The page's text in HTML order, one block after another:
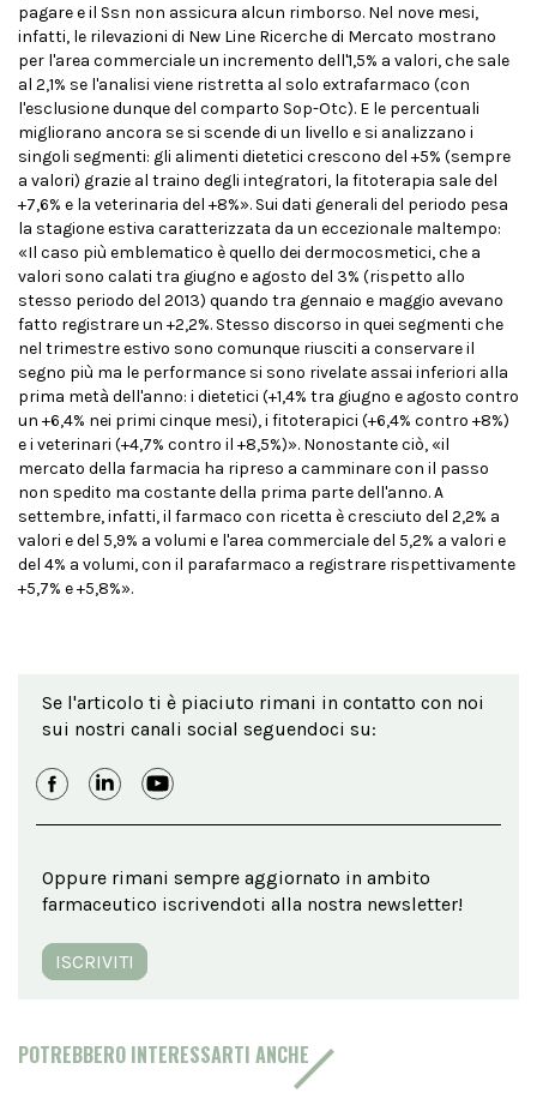
pagare e il Ssn non assicura alcun rimborso. Nel nove mesi,
infatti, le rilevazioni di New Line Ricerche di Mercato mostrano
per l'area commerciale un incremento dell'1,5% a valori, che sale
al 2,1% se l'analisi viene ristretta al solo extrafarmaco (con
l'esclusione dunque del comparto Sop-Otc). E le percentuali
migliorano ancora se si scende di un livello e si analizzano i
singoli segmenti: gli alimenti dietetici crescono del +5% (sempre
a valori) grazie al traino degli integratori, la fitoterapia sale del
+7,6% e la veterinaria del +8%». Sui dati generali del periodo pesa
la stagione estiva caratterizzata da un eccezionale maltempo:
«Il caso più emblematico è quello dei dermocosmetici, che a
valori sono calati tra giugno e agosto del 3% (rispetto allo
stesso periodo del 2013) quando tra gennaio e maggio avevano
fatto registrare un +2,2%. Stesso discorso in quei segmenti che
nel trimestre estivo sono comunque riusciti a conservare il
segno più ma le performance si sono rivelate assai inferiori alla
prima metà dell'anno: i dietetici (+1,4% tra giugno e agosto contro
un +6,4% nei primi cinque mesi), i fitoterapici (+6,4% contro +8%)
e i veterinari (+4,7% contro il +8,5%)». Nonostante ciò, «il
mercato della farmacia ha ripreso a camminare con il passo
non spedito ma costante della prima parte dell'anno. A
settembre, infatti, il farmaco con ricetta è cresciuto del 2,2% a
valori e del 5,9% a volumi e l'area commerciale del 5,2% a valori e
del 4% a volumi, con il parafarmaco a registrare rispettivamente
+5,7% e +5,8%».
Se l'articolo ti è piaciuto rimani in contatto con noi
sui nostri canali social seguendoci su:
Oppure rimani sempre aggiornato in ambito
farmaceutico iscrivendoti alla nostra newsletter!
ISCRIVITI
POTREBBERO INTERESSARTI ANCHE